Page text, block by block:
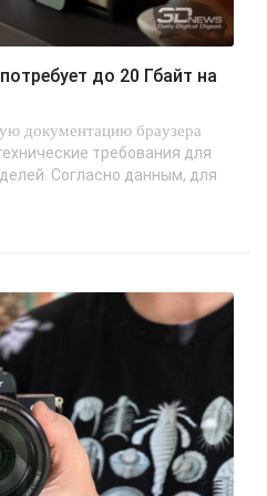
документацию браузера
требования для
Согласно данным, для